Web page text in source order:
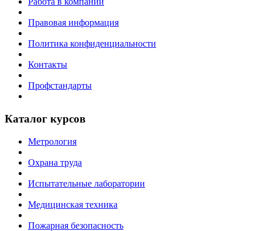
Правовая информация
Политика конфиденциальности
Контакты
Профстандарты
Каталог курсов
Метрология
Охрана труда
Испытательные лаборатории
Медицинская техника
Пожарная безопасность